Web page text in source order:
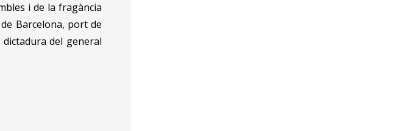
i de la fragància
Barcelona, port de
del general